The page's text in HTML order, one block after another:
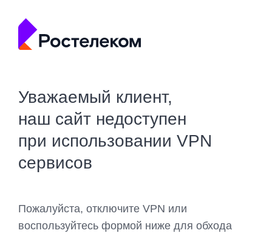
Уважаемый клиент,
наш сайт недоступен
при использовании VPN
сервисов
Пожалуйста, отключите VPN или
воспользуйтесь формой ниже для обхода